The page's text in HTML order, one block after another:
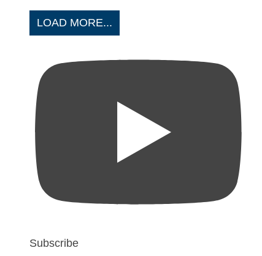
LOAD MORE...
Subscribe